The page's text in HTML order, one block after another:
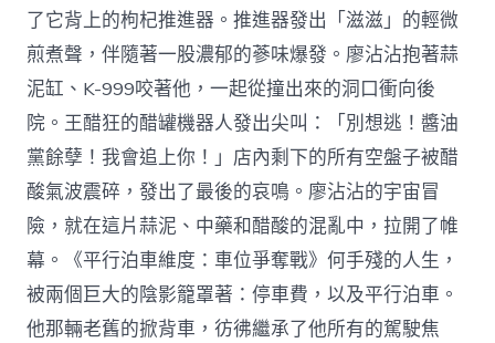
了它背上的枸杞推進器。推進器發出「滋滋」的輕微
煎煮聲，伴隨著一股濃郁的蔘味爆發。廖沾沾抱著蒜
泥缸、K-999咬著他，一起從撞出來的洞口衝向後
院。王醋狂的醋罐機器人發出尖叫：「別想逃！醬油
黨餘孽！我會追上你！」店內剩下的所有空盤子被醋
酸氣波震碎，發出了最後的哀鳴。廖沾沾的宇宙冒
險，就在這片蒜泥、中藥和醋酸的混亂中，拉開了帷
幕。《平行泊車維度：車位爭奪戰》何手殘的人生，
被兩個巨大的陰影籠罩著：停車費，以及平行泊車。
他那輛老舊的掀背車，彷彿繼承了他所有的駕駛焦